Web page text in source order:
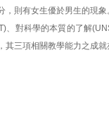
則有女生優於男生的現象
、對科學的本質的了解
三項相關教學能力之成就